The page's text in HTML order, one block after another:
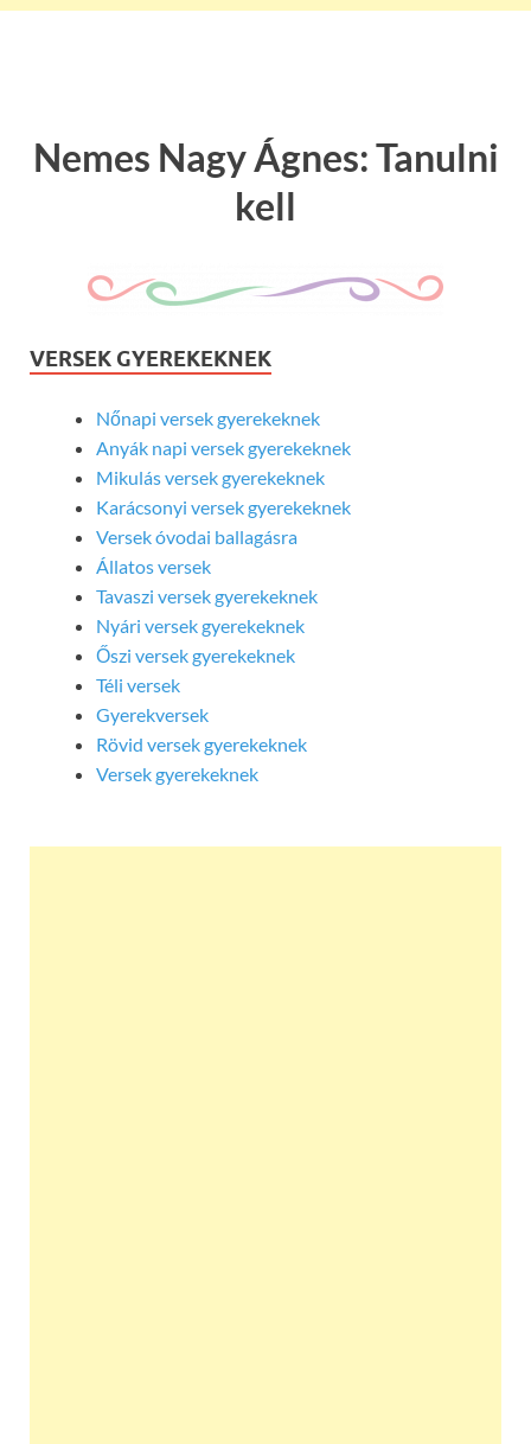
Nemes Nagy Ágnes: Tanulni
kell
VERSEK GYEREKEKNEK
Nőnapi versek gyerekeknek
Anyák napi versek gyerekeknek
Mikulás versek gyerekeknek
Karácsonyi versek gyerekeknek
Versek óvodai ballagásra
Állatos versek
Tavaszi versek gyerekeknek
Nyári versek gyerekeknek
Őszi versek gyerekeknek
Téli versek
Gyerekversek
Rövid versek gyerekeknek
Versek gyerekeknek